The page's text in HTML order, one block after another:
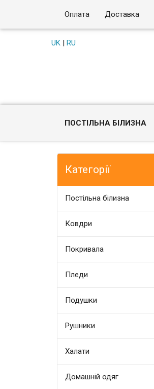
Оплата Доставка
UK| RU
ПОСТІЛЬНА БІЛИЗНА
Категорії
Постільна білизна
Ковдри
Покривала
Пледи
Подушки
Рушники
Халати
Домашній одяг